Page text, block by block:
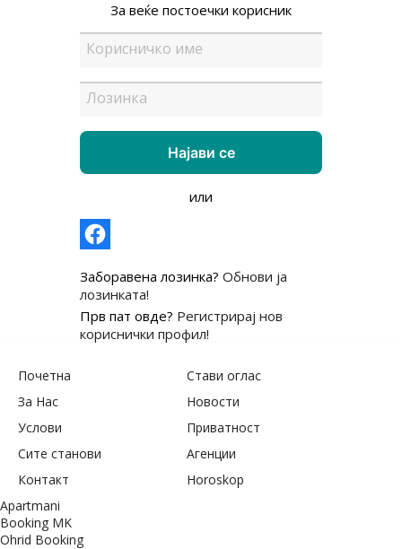
За веќе постоечки корисник
или
Заборавена лозинка? Обнови ја
лозинката!
Прв пат овде? Регистрирај нов
кориснички профил!
Почетна
Стави оглас
За Нас
Новости
Услови
Приватност
Сите станови
Агенции
Контакт
Horoskop
Apartmani
Booking MK
Ohrid Booking